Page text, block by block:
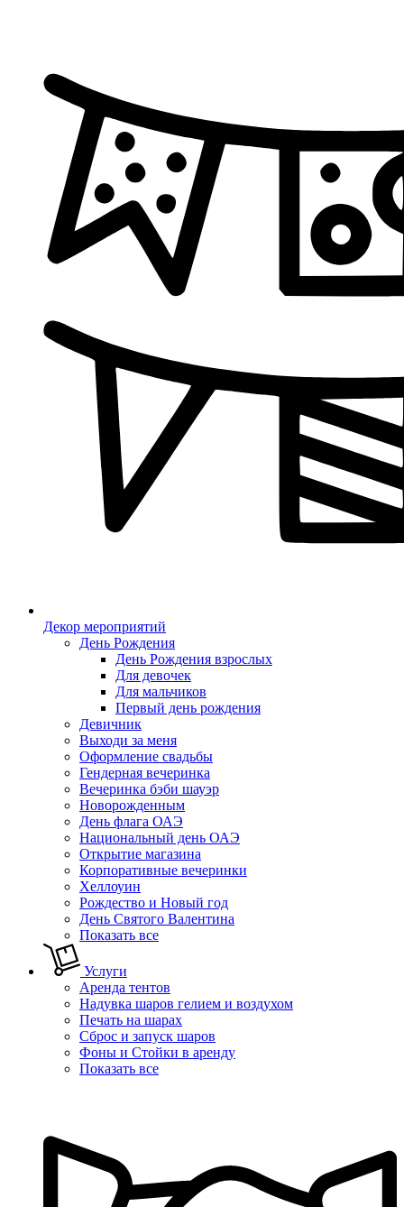
Декор мероприятий
День Рождения
День Рождения взрослых
Для девочек
Для мальчиков
Первый день рождения
Девичник
Выходи за меня
Оформление свадьбы
Гендерная вечеринка
Вечеринка бэби шауэр
Новорожденным
День флага ОАЭ
Национальный день ОАЭ
Открытие магазина
Корпоративные вечеринки
Хеллоуин
Рождество и Новый год
День Святого Валентина
Показать все
Услуги
Аренда тентов
Надувка шаров гелием и воздухом
Печать на шарах
Сброс и запуск шаров
Фоны и Стойки в аренду
Показать все